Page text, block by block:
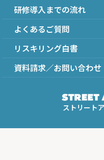
研修導入までの流れ
よくあるご質問
リスキリング白書
資料請求／お問い合わせ
ストリート